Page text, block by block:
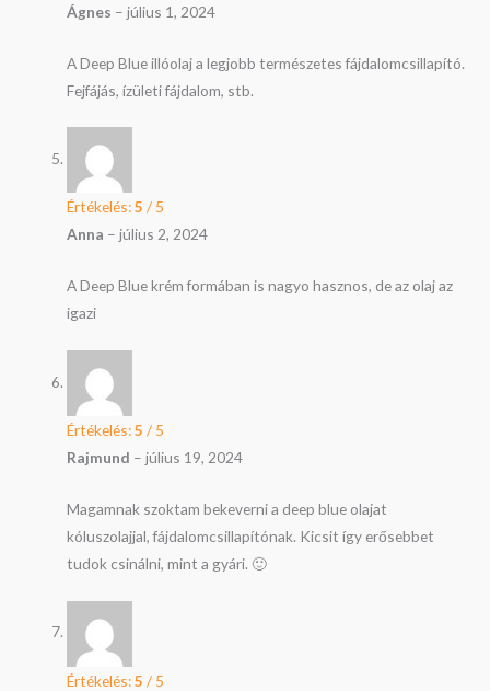
Ágnes – július 1, 2024
A Deep Blue illóolaj a legjobb természetes fájdalomcsillapító.
Fejfájás, ízületi fájdalom, stb.
Értékelés:5 / 5
Anna – július 2, 2024
A Deep Blue krém formában is nagyo hasznos, de az olaj az
igazi
Értékelés:5 / 5
Rajmund – július 19, 2024
Magamnak szoktam bekeverni a deep blue olajat
kóluszolajjal, fájdalomcsillapítónak. Kicsit így erősebbet
tudok csinálni, mint a gyári. 🙂
Értékelés:5 / 5